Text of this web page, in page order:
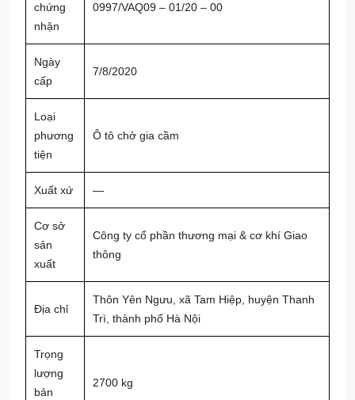
chứng
nhận
0997/VAQ09 – 01/20 – 00
Ngày
cấp
7/8/2020
Loại
phương
tiện
Ô tô chở gia cầm
Xuất xứ —
Cơ sở
sản
xuất
Công ty cổ phần thương mại & cơ khí Giao
thông
Địa chỉ
Thôn Yên Ngưu, xã Tam Hiệp, huyện Thanh
Trì, thành phố Hà Nội
Trọng
lượng
bản
2700 kg